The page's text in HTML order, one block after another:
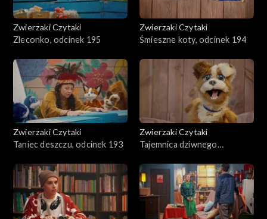
Zwierzaki Czytaki
Zleconko, odcinek 195
Zwierzaki Czytaki
Śmieszne koty, odcinek 194
Zwierzaki Czytaki
Taniec deszczu, odcinek 193
Zwierzaki Czytaki
Tajemnica dziwnego